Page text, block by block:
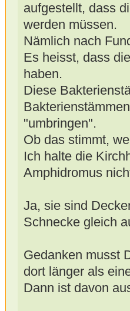
aufgestellt, dass
werden müssen.
Nämlich nach
Es heisst, dass
haben.
Diese
"umbringen".
Ob das stimmt,
Ich halte die
Amphidromus
Ja, sie sind
Schnecke gleich
Gedanken musst
dort länger als
Dann ist davon